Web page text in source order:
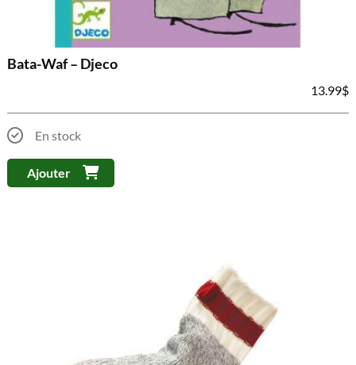
Bata-Waf – Djeco
13.99$
En stock
Ajouter